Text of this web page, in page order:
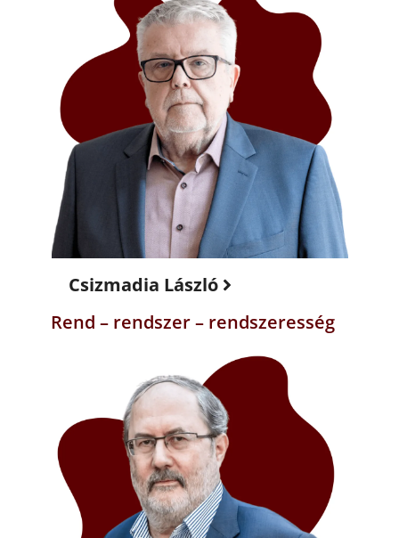
Csizmadia László
Rend – rendszer – rendszeresség